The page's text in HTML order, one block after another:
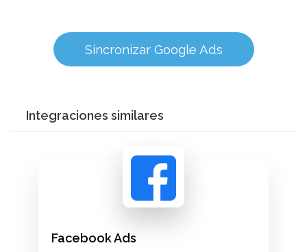
Sincronizar Google Ads
Integraciones similares
Facebook Ads